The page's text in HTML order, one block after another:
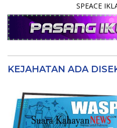
SPEACE
KEJAHATAN ADA